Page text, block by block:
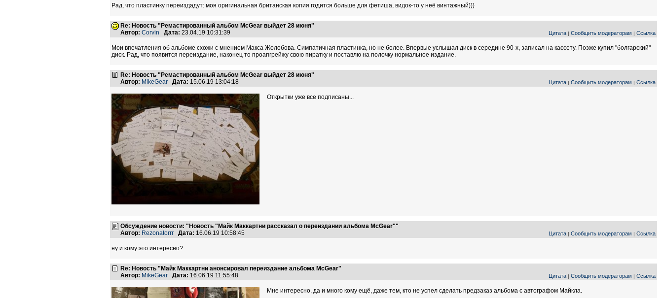
Рад, что пластинку переиздадут: моя оригинальная британская копия годится больше для фетиша, видок-то у неё винтажный)))
Re: Новость "Ремастированный альбом McGear выйдет 28 июня"
Автор: Corvin Дата: 23.04.19 10:31:39 Цитата | Сообщить модераторам | Ссылка
Мои впечатления об альбоме схожи с мнением Макса Жолобова. Симпатичная пластинка, но не более. Впервые услышал диск в середине 90-х, записал на кассету. Позже купил "болгарский"
диск. Рад, что появится переиздание, наконец то проапгрейжу свою пиратку и поставлю на полочку нормальное издание.
Re: Новость "Ремастированный альбом McGear выйдет 28 июня"
Автор: MikeGear Дата: 15.06.19 13:04:18 Цитата | Сообщить модераторам | Ссылка
Открытки уже все подписаны...
Обсуждение новости: "Новость "Майк Маккартни рассказал о переиздании альбома McGear""
Автор: Rezonatorrr Дата: 16.06.19 10:58:45 Цитата | Сообщить модераторам | Ссылка
ну и кому это интересно?
Re: Новость "Майк Маккартни анонсировал переиздание альбома McGear"
Автор: MikeGear Дата: 16.06.19 11:55:48 Цитата | Сообщить модераторам | Ссылка
Мне интересно, да и много кому ещё, даже тем, кто не успел сделать предзаказ альбома с автографом Майкла.